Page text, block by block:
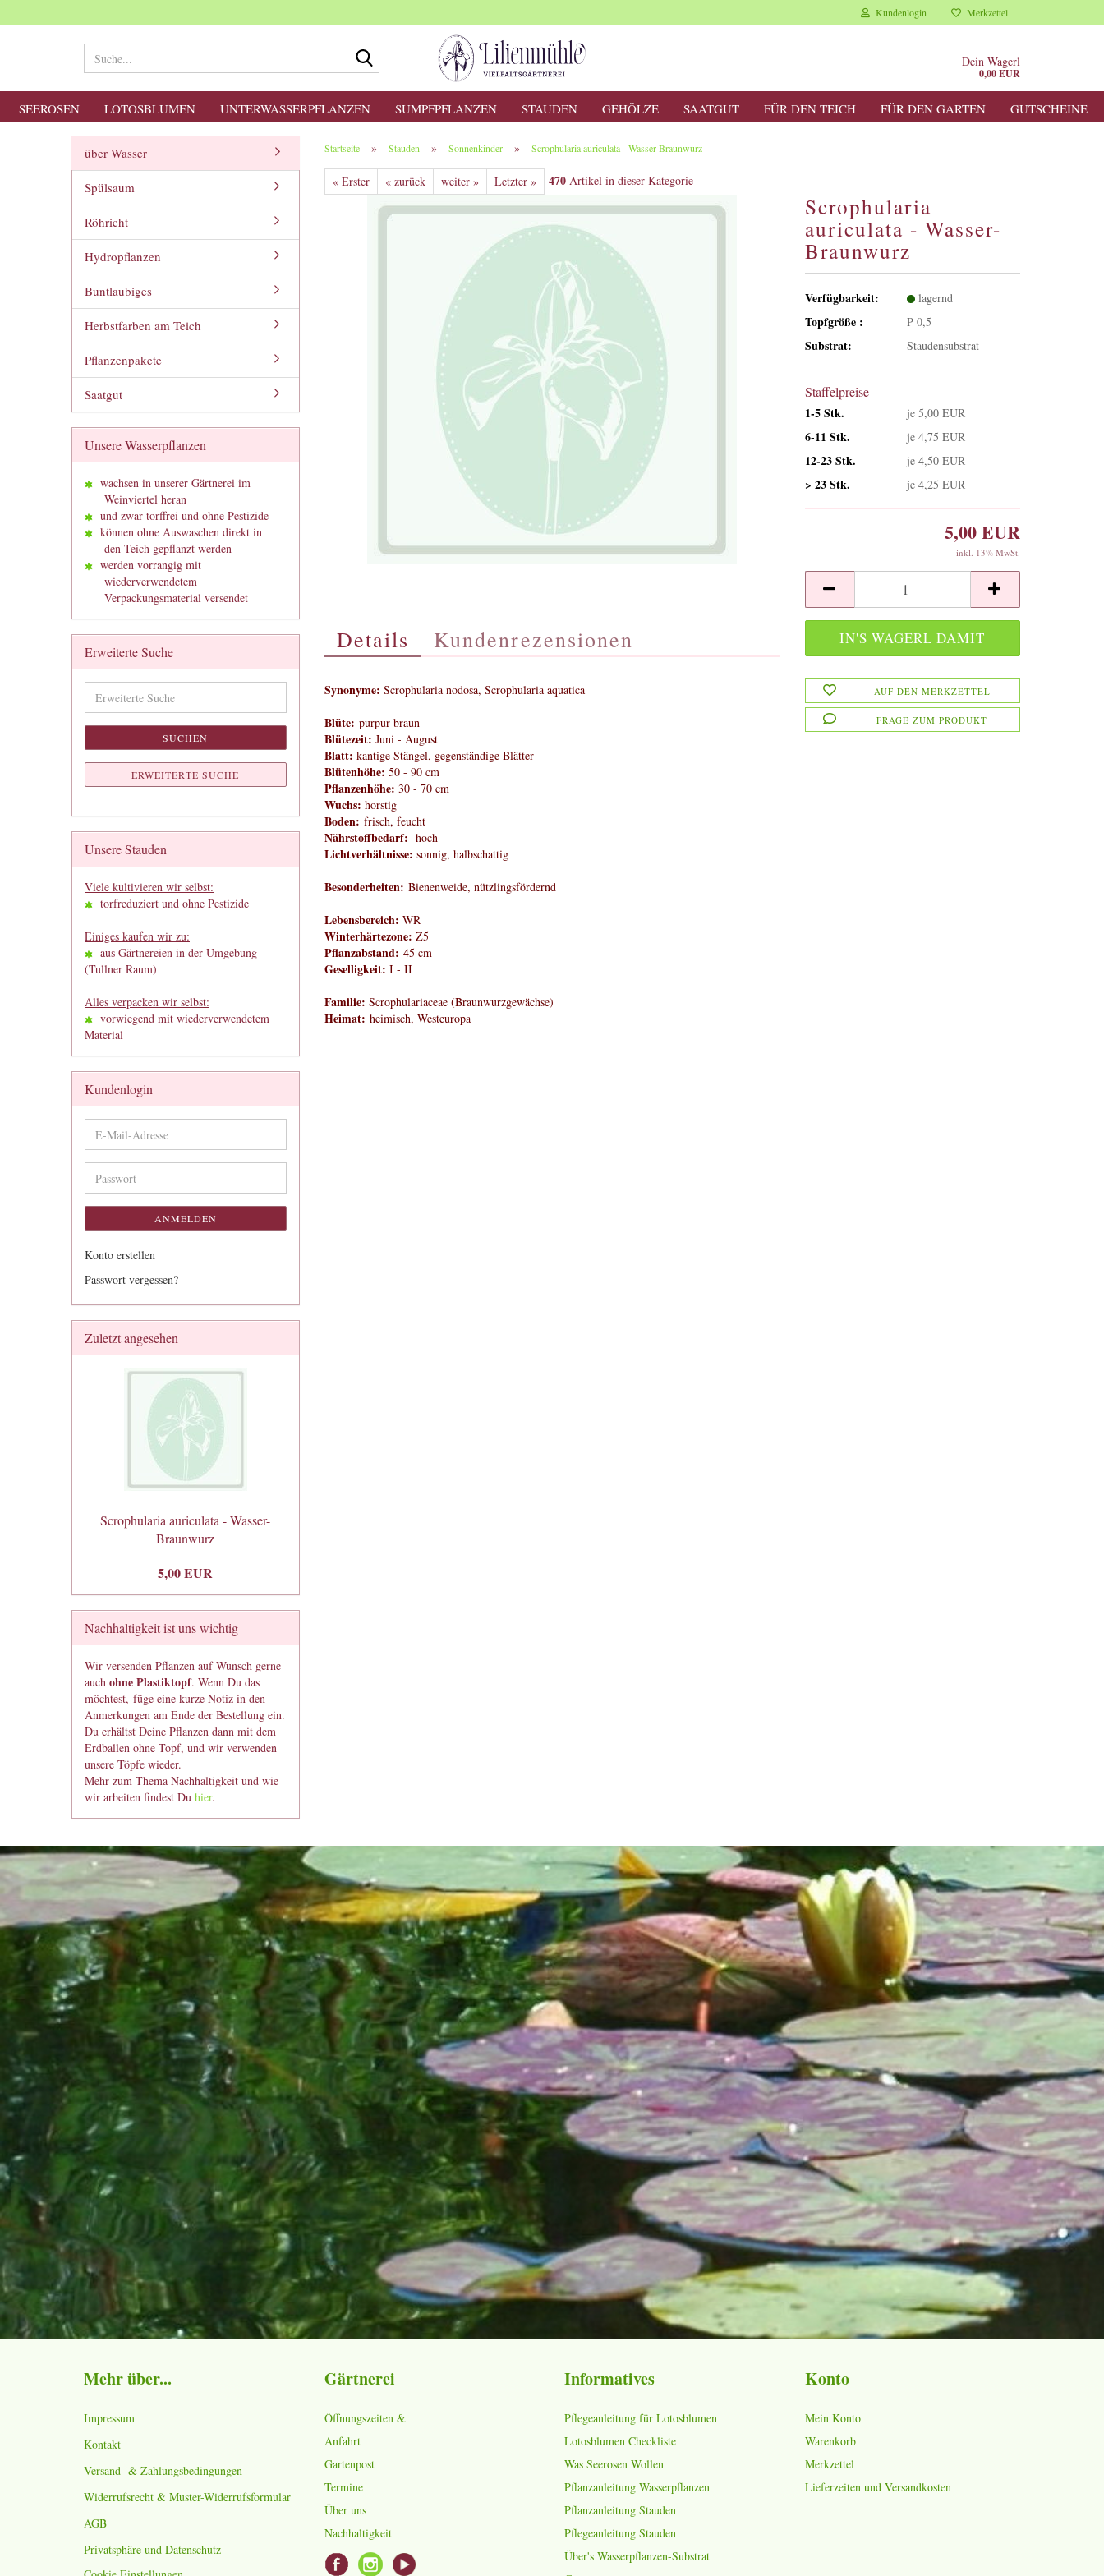
Kundenlogin Merkzettel
Dein Wagerl
0,00 EUR
SEEROSEN LOTOSBLUMEN UNTERWASSERPFLANZEN SUMPFPFLANZEN STAUDEN GEHÖLZE SAATGUT FÜR DEN TEICH FÜR DEN GARTEN GUTSCHEINE
Startseite » Stauden » Sonnenkinder » Scrophularia auriculata - Wasser-Braunwurz
« Erster « zurück weiter » Letzter » 470Artikel in dieser Kategorie
Scrophularia
auriculata - Wasser-
Braunwurz
Verfügbarkeit: lagernd
Topfgröße : P 0,5
Substrat: Staudensubstrat
Staffelpreise
1-5 Stk.
je 5,00 EUR
6-11 Stk. je 4,75 EUR
12-23 Stk. je 4,50 EUR
> 23 Stk. je 4,25 EUR
5,00 EUR
inkl. 13% MwSt.
AUF DEN MERKZETTEL
FRAGE ZUM PRODUKT
Details Kundenrezensionen
Synonyme: Scrophularia nodosa, Scrophularia aquatica
Blüte: purpur-braun
Blütezeit: Juni - August
Blatt: kantige Stängel, gegenständige Blätter
Blütenhöhe: 50 - 90 cm
Pflanzenhöhe: 30 - 70 cm
Wuchs: horstig
Boden: frisch, feucht
Nährstoffbedarf: hoch
Lichtverhältnisse: sonnig, halbschattig
Besonderheiten: Bienenweide, nützlingsfördernd
Lebensbereich: WR
Winterhärtezone: Z5
Pflanzabstand: 45 cm
Geselligkeit: I - II
Familie: Scrophulariaceae (Braunwurzgewächse)
Heimat: heimisch, Westeuropa
über Wasser
Spülsaum
Röhricht
Hydropflanzen
Buntlaubiges
Herbstfarben am Teich
Pflanzenpakete
Saatgut
Unsere Wasserpflanzen
wachsen in unserer Gärtnerei im
Weinviertel heran
und zwar torffrei und ohne Pestizide
können ohne Auswaschen direkt in
den Teich gepflanzt werden
werden vorrangig mit
wiederverwendetem
Verpackungsmaterial versendet
Erweiterte Suche
Suche
SUCHEN
ERWEITERTE SUCHE
Unsere Stauden
Viele kultivieren wir selbst:
torfreduziert und ohne Pestizide
Einiges kaufen wir zu:
aus Gärtnereien in der Umgebung
(Tullner Raum)
Alles verpacken wir selbst:
vorwiegend mit wiederverwendetem
Material
Kundenlogin
E-
Mail-
Adresse
Passwort
ANMELDEN
Konto erstellen
Passwort vergessen?
Zuletzt angesehen
Scrophularia auriculata - Wasser-
Braunwurz
5,00 EUR
Nachhaltigkeit ist uns wichtig
Wir versenden Pflanzen auf Wunsch gerne
auch ohne Plastiktopf. Wenn Du das
möchtest, füge eine kurze Notiz in den
Anmerkungen am Ende der Bestellung ein.
Du erhältst Deine Pflanzen dann mit dem
Erdballen ohne Topf, und wir verwenden
unsere Töpfe wieder.
Mehr zum Thema Nachhaltigkeit und wie
wir arbeiten findest Du hier.
Mehr über...
Impressum
Kontakt
Versand- & Zahlungsbedingungen
Widerrufsrecht & Muster-Widerrufsformular
AGB
Privatsphäre und Datenschutz
Gärtnerei
Öffnungszeiten &
Anfahrt
Gartenpost
Termine
Über uns
Nachhaltigkeit
Informatives
Pflegeanleitung für Lotosblumen
Lotosblumen Checkliste
Was Seerosen Wollen
Pflanzanleitung Wasserpflanzen
Pflanzanleitung Stauden
Pflegeanleitung Stauden
Über's Wasserpflanzen-Substrat
Konto
Mein Konto
Warenkorb
Merkzettel
Lieferzeiten und Versandkosten